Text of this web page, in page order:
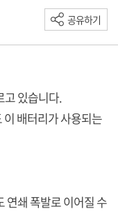
공유하기
고 있습니다.
이 배터리가 사용되는
연쇄 폭발로 이어질 수